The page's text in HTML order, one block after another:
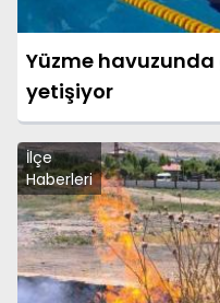
Yüzme
yetişiyor
İlçe
Haberleri